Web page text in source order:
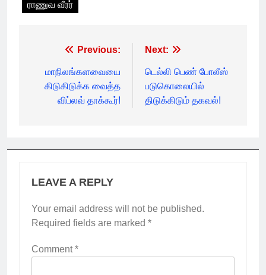
ராணுவ வீரர்
navigation
Previous:
மாநிலங்களவையை
கிடுகிடுக்க வைத்த
விப்லவ் தாக்கூர்!
Next:
டெல்லி பெண் போலீஸ்
படுகொலையில்
திடுக்கிடும் தகவல்!
LEAVE A REPLY
Your email address will not be published.
Required fields are marked *
Comment*